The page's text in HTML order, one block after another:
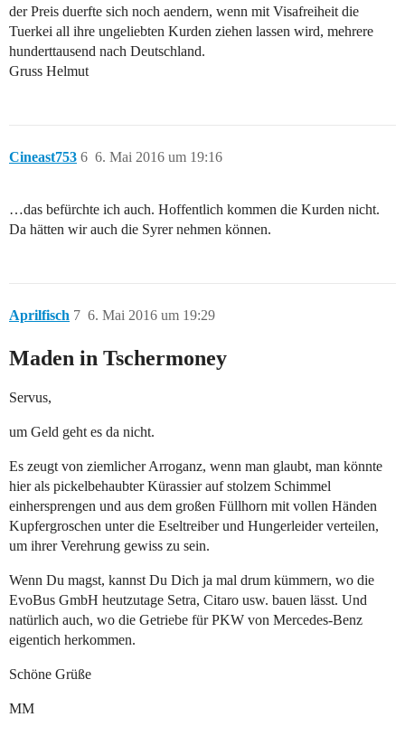
der Preis duerfte sich noch aendern, wenn mit Visafreiheit die
Tuerkei all ihre ungeliebten Kurden ziehen lassen wird, mehrere
hunderttausend nach Deutschland.
Gruss Helmut
Cineast753 6. Mai 2016 um 19:16
6
…das befürchte ich auch. Hoffentlich kommen die Kurden nicht.
Da hätten wir auch die Syrer nehmen können.
Aprilfisch 6. Mai 2016 um 19:29
7
Maden in Tschermoney
Servus,
um Geld geht es da nicht.
Es zeugt von ziemlicher Arroganz, wenn man glaubt, man könnte
hier als pickelbehaubter Kürassier auf stolzem Schimmel
einhersprengen und aus dem großen Füllhorn mit vollen Händen
Kupfergroschen unter die Eseltreiber und Hungerleider verteilen,
um ihrer Verehrung gewiss zu sein.
Wenn Du magst, kannst Du Dich ja mal drum kümmern, wo die
EvoBus GmbH heutzutage Setra, Citaro usw. bauen lässt. Und
natürlich auch, wo die Getriebe für PKW von Mercedes-Benz
eigentich herkommen.
Schöne Grüße
MM